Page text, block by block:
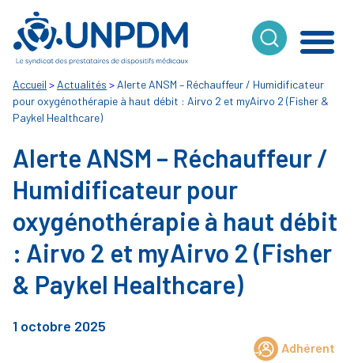
Accueil > Actualités > Alerte ANSM – Réchauffeur / Humidificateur
pour oxygénothérapie à haut débit : Airvo 2 et myAirvo 2 (Fisher &
Paykel Healthcare)
Alerte ANSM – Réchauffeur /
Humidificateur pour
oxygénothérapie à haut débit
: Airvo 2 et myAirvo 2 (Fisher
& Paykel Healthcare)
1 octobre 2025
Adhérent